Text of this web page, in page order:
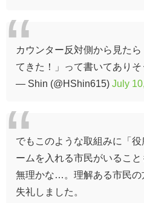
カウンター反対側から見た
てきた！」って書いてありそ
— Shin (@HShin615) July
でもこのような取組みに「
ームを入れる市民がいるこ
無理かな…。理解ある市民の
失礼しました。